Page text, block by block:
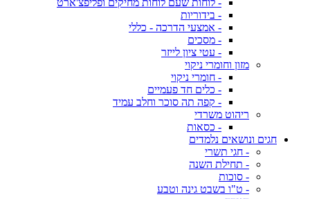
- לוחות שעם לוחות מחיקים ופליפצ'ארט
- בידוריות
- אמצעי הדרכה - כללי
- מסכים
- עטי ציון לייזר
מזון וחומרי ניקוי
- חומרי ניקוי
- כלים חד פעמיים
- קפה תה סוכר וחלב עמיד
ריהוט משרדי
- כסאות
חגים ונושאים נלמדים
- חגי תשרי
- תחילת השנה
- סוכות
- ט"ו בשבט גינה וטבע